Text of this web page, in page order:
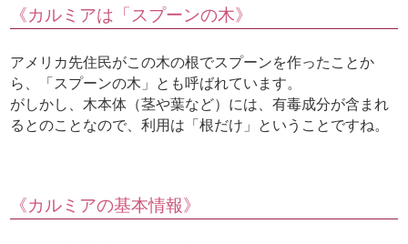
《カルミアは「スプーンの木》
アメリカ先住民がこの木の根でスプーンを作ったことか
ら、「スプーンの木」とも呼ばれています。
がしかし、木本体（茎や葉など）には、有毒成分が含まれ
るとのことなので、利用は「根だけ」ということですね。
《カルミアの基本情報》